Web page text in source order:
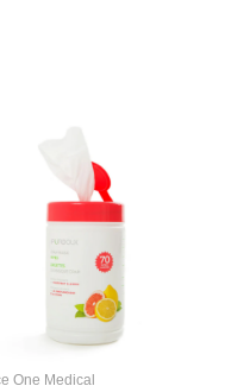
One Medical